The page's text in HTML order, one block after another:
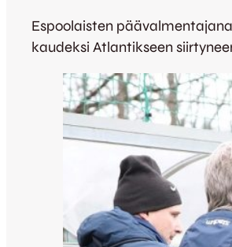
Espoolaisten
kaudeksi Atlantikseen